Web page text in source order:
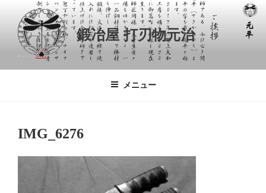
鍛冶屋 打刃物元治
メニュー
IMG_6276